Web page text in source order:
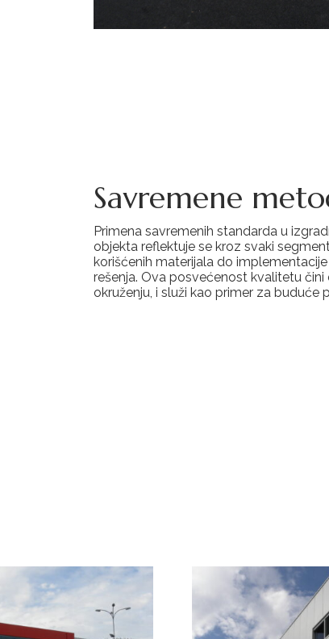
Savremene
Primena savremenih standarda u
objekta reflektuje se kroz svaki
korišćenih materijala do
rešenja. Ova posvećenost kvalitetu
okruženju, i služi kao primer za buduće